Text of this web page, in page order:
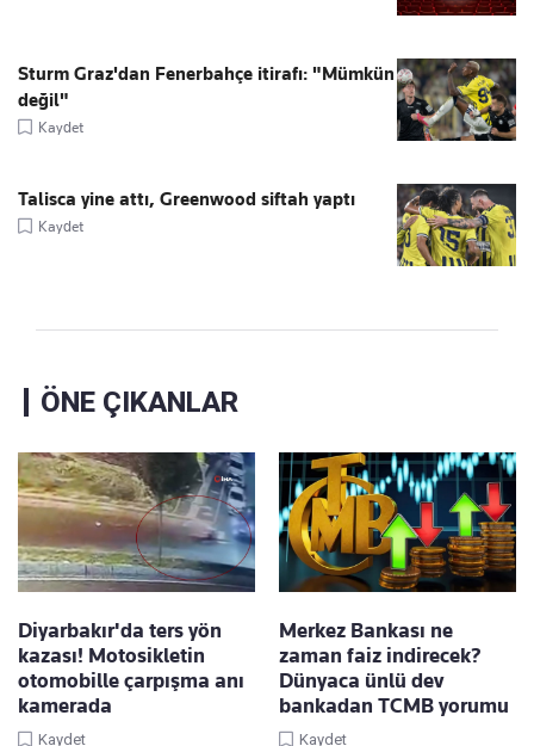
Sturm Graz'dan Fenerbahçe itirafı: "Mümkün
değil"
Kaydet
Talisca yine attı, Greenwood siftah yaptı
Kaydet
ÖNE ÇIKANLAR
Diyarbakır'da ters yön
kazası! Motosikletin
otomobille çarpışma anı
kamerada
Kaydet
Merkez Bankası ne
zaman faiz indirecek?
Dünyaca ünlü dev
bankadan TCMB yorumu
Kaydet